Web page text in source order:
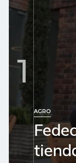
1
AGRO